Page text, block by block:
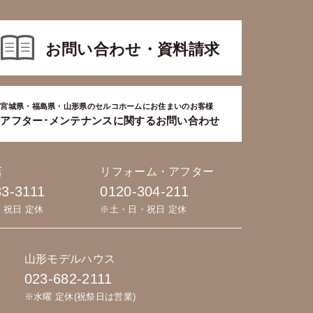
お問い合わせ・資料請求
宮城県・福島県・山形県のセルコホームにお住まいのお客様
アフター･メンテナンスに関するお問い合わせ
3111
日 定休
リフォーム・アフター
0120-304-211
※土・日・祝日 定休
山形モデルハウス
023-682-2111
※水曜 定休(祝祭日は営業)